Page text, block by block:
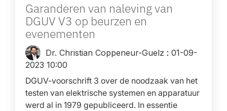
Garanderen van naleving van
DGUV V3 op beurzen en
evenementen
Dr. Christian Coppeneur-Guelz : 01-09-
2023 10:00
DGUV-voorschrift 3 over de noodzaak van het
testen van elektrische systemen en apparatuur
werd al in 1979 gepubliceerd. In essentie